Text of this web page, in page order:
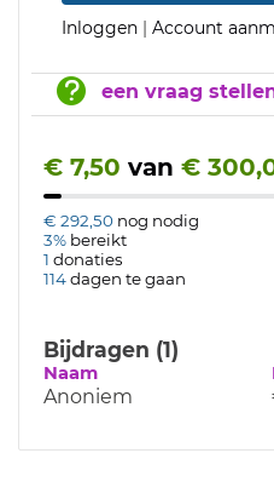
Inloggen | Account
een vraag
€ 7,50 van €
€ 292,50 nog nodig
3% bereikt
1 donaties
114dagen te gaan
Bijdragen (1)
Naam
Anoniem